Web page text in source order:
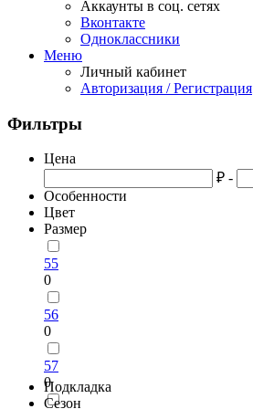
Аккаунты в соц. сетях
Вконтакте
Одноклассники
Меню
Личный кабинет
Авторизация / Регистрация
Фильтры
Цена
₽ -
Особенности
Цвет
Размер
55
0
56
0
57
0
Подкладка
Сезон